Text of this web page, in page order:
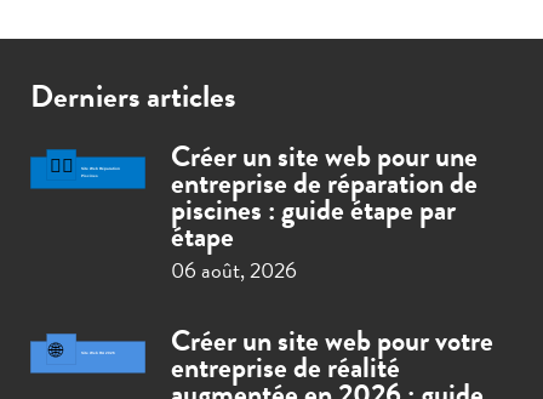
Derniers articles
Créer un site web pour une
entreprise de réparation de
piscines : guide étape par
étape
06 août, 2026
Créer un site web pour votre
entreprise de réalité